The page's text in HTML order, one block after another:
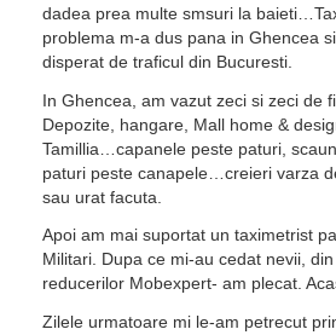
dadea prea multe smsuri la
problema m-a dus pana in Ghencea
disperat de traficul din Bucuresti.
In Ghencea, am vazut zeci si zeci de
Depozite, hangare, Mall home &
Tamillia…capanele peste paturi,
paturi peste canapele…creieri varza
sau urat facuta.
Apoi am mai suportat un taximetrist
Militari. Dupa ce mi-au cedat nevii,
reducerilor Mobexpert- am plecat.
Zilele urmatoare mi le-am petrecut